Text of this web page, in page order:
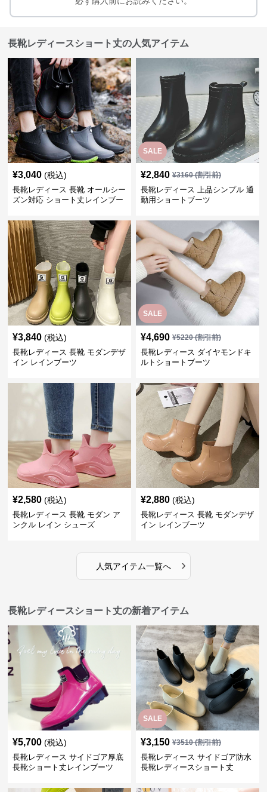
長靴レディースショート丈の人気アイテム
¥3,040 (税込)
長靴レディース 長靴 オールシー
ズン対応 ショート丈レインブー
SALE
¥2,840 ¥3160(割引前)
長靴レディース 上品シンプル 通
勤用ショートブーツ
¥3,840 (税込)
長靴レディース 長靴 モダンデザ
イン レインブーツ
SALE
¥4,690 ¥5220(割引前)
長靴レディース ダイヤモンドキ
ルトショートブーツ
¥2,580 (税込)
長靴レディース 長靴 モダン ア
ンクル レイン シューズ
¥2,880 (税込)
長靴レディース 長靴 モダンデザ
イン レインブーツ
人気アイテム一覧へ ›
長靴レディースショート丈の新着アイテム
¥5,700 (税込)
長靴レディース サイドゴア厚底
長靴ショート丈レインブーツ
SALE
¥3,150 ¥3510(割引前)
長靴レディース サイドゴア防水
長靴レディースショート丈